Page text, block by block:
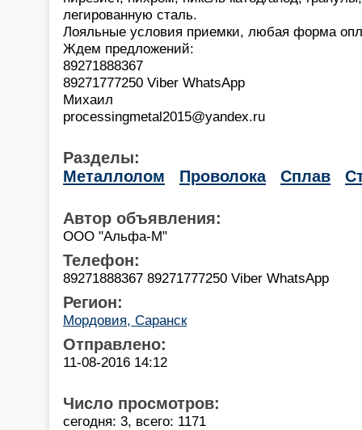
легированную сталь.
Лояльные условия приемки, любая форма
Ждем предложений:
89271888367
89271777250 Viber WhatsApp
Михаил
processingmetal2015@yandex.ru
Разделы:
Металлолом
Проволока Сплав
Автор объявления:
ООО "Альфа-М"
Телефон:
89271888367 89271777250 Viber WhatsApp
Регион:
Мордовия, Саранск
Отправлено:
11-08-2016 14:12
Число просмотров:
сегодня: 3, всего: 1171